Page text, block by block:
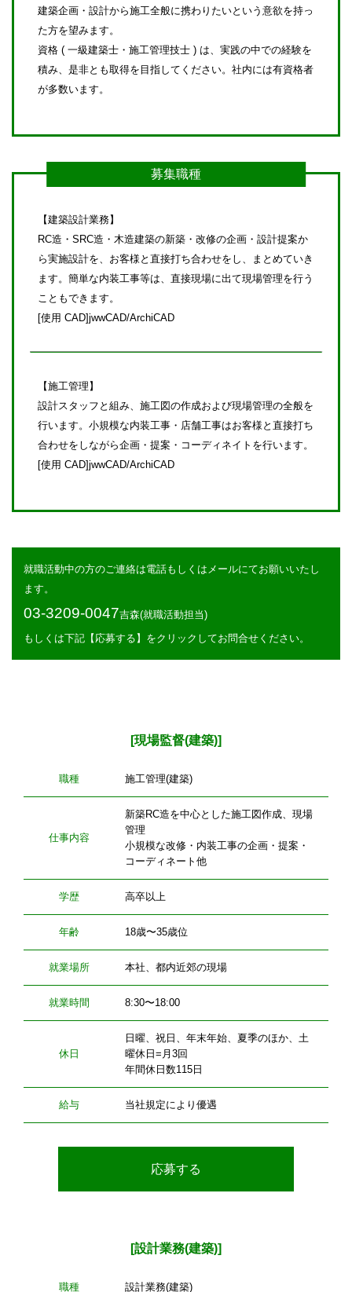
建築企画・設計から施工全般に携わりたいという意欲を持っ
た方を望みます。
資格 ( 一級建築士・施工管理技士 ) は、実践の中での経験を
積み、是非とも取得を目指してください。社内には有資格者
が多数います。
募集職種
【建築設計業務】
RC造・SRC造・木造建築の新築・改修の企画・設計提案か
ら実施設計を、お客様と直接打ち合わせをし、まとめていき
ます。簡単な内装工事等は、直接現場に出て現場管理を行う
こともできます。
[使用 CAD]jwwCAD/ArchiCAD
【施工管理】
設計スタッフと組み、施工図の作成および現場管理の全般を
行います。小規模な内装工事・店舗工事はお客様と直接打ち
合わせをしながら企画・提案・コーディネイトを行います。
[使用 CAD]jwwCAD/ArchiCAD
就職活動中の方のご連絡は電話もしくはメールにてお願いいたし
ます。
03-3209-0047吉森(就職活動担当)
もしくは下記【応募する】をクリックしてお問合せください。
[現場監督(建築)]
職種 施工管理(建築)
仕事内容
新築RC造を中心とした施工図作成、現場
管理
小規模な改修・内装工事の企画・提案・
コーディネート他
学歴 高卒以上
年齢 18歳〜35歳位
就業場所 本社、都内近郊の現場
就業時間 8:30〜18:00
休日
日曜、祝日、年末年始、夏季のほか、土
曜休日=月3回
年間休日数115日
給与 当社規定により優遇
応募する
[設計業務(建築)]
職種 設計業務(建築)